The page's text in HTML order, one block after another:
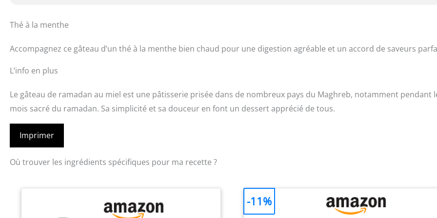
Thé à la menthe
Accompagnez ce gâteau d’un thé à la menthe bien chaud pour une digestion agréable et un accord de saveurs
L’info en plus
Le gâteau de ramadan au miel est une pâtisserie prisée dans de nombreux pays du Maghreb, notamment pendant
mois sacré du ramadan. Sa simplicité et sa douceur en font un dessert apprécié de tous.
Imprimer
Où trouver les ingrédients spécifiques pour ma recette ?
-11%